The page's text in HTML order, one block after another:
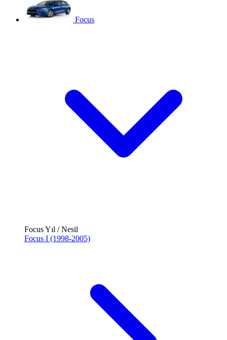
Focus
Focus Yıl / Nesil
Focus I (1998-2005)